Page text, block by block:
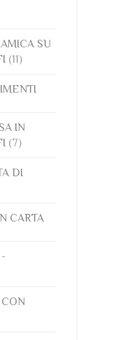
SU
(11)
IN
(7)
DI
CARTA